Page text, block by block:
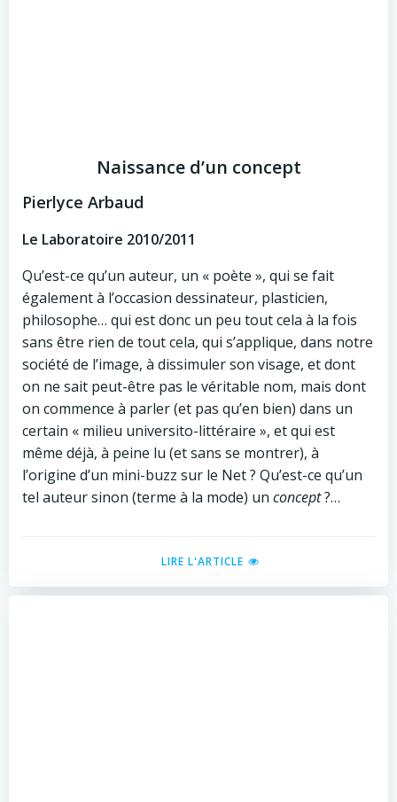
Naissance d’un concept
Pierlyce Arbaud
Le Laboratoire 2010/2011
Qu’est-ce qu’un auteur, un « poète », qui se fait
également à l’occasion dessinateur, plasticien,
philosophe… qui est donc un peu tout cela à la fois
sans être rien de tout cela, qui s’applique, dans notre
société de l’image, à dissimuler son visage, et dont
on ne sait peut-être pas le véritable nom, mais dont
on commence à parler (et pas qu’en bien) dans un
certain « milieu universito-littéraire », et qui est
même déjà, à peine lu (et sans se montrer), à
l’origine d’un mini-buzz sur le Net ? Qu’est-ce qu’un
tel auteur sinon (terme à la mode) un concept?…
LIRE L'ARTICLE